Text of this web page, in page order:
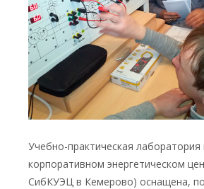
Учебно-практическая
корпоративном энергетическом
СибКУЭЦ в Кемерово) оснащена,